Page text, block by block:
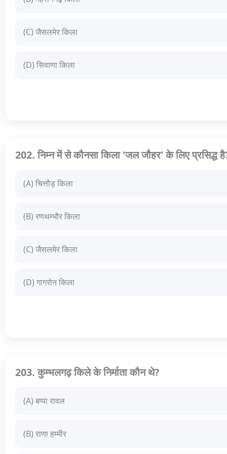
(C) जैसलमेर किला
(D) सिवाणा किला
202. निम्न में से कौनसा किला 'जल जौहर' के लिए प्रसिद्ध
(A) चित्तौड़ किला
(B) रणथम्भौर किला
(C) जैसलमेर किला
(D) गागरोन किला
203. कुम्भलगढ़ किले के निर्माता कौन थे?
(A) बप्पा रावल
(B) राणा हम्मीर